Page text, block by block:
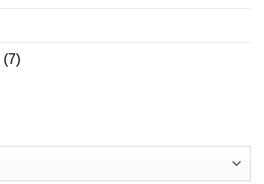
(7)